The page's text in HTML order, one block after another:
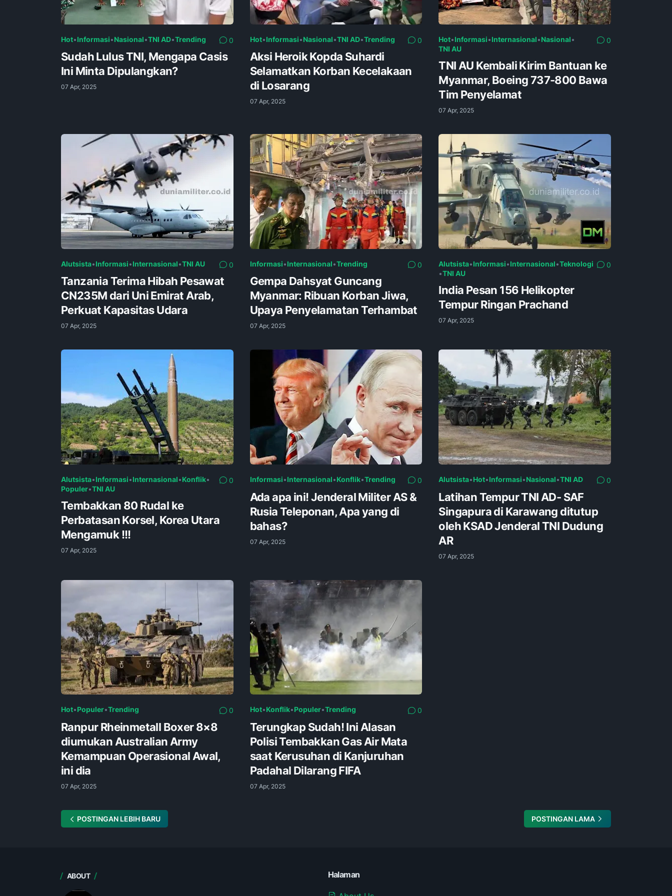
Hot•Informasi•Nasional•TNI AD•Trending 0
Sudah Lulus TNI, Mengapa Casis
Ini Minta Dipulangkan?
07 Apr, 2025
Hot•Informasi•Nasional•TNI AD•Trending 0
Aksi Heroik Kopda Suhardi
Selamatkan Korban Kecelakaan
di Losarang
07 Apr, 2025
Hot•Informasi•Internasional•Nasional•
TNI AU
0
TNI AU Kembali Kirim Bantuan ke
Myanmar, Boeing 737-800 Bawa
Tim Penyelamat
07 Apr, 2025
Alutsista•Informasi•Internasional•TNI AU 0
Tanzania Terima Hibah Pesawat
CN235M dari Uni Emirat Arab,
Perkuat Kapasitas Udara
07 Apr, 2025
Informasi•Internasional•Trending 0
Gempa Dahsyat Guncang
Myanmar: Ribuan Korban Jiwa,
Upaya Penyelamatan Terhambat
07 Apr, 2025
Alutsista•Informasi•Internasional•Teknologi
•TNI AU
0
India Pesan 156 Helikopter
Tempur Ringan Prachand
07 Apr, 2025
Alutsista•Informasi•Internasional•Konflik•
Populer•TNI AU
0
Tembakkan 80 Rudal ke
Perbatasan Korsel, Korea Utara
Mengamuk !!!
07 Apr, 2025
Informasi•Internasional•Konflik•Trending 0
Ada apa ini! Jenderal Militer AS &
Rusia Teleponan, Apa yang di
bahas?
07 Apr, 2025
Alutsista•Hot•Informasi•Nasional•TNI AD 0
Latihan Tempur TNI AD- SAF
Singapura di Karawang ditutup
oleh KSAD Jenderal TNI Dudung
AR
07 Apr, 2025
Hot•Populer•Trending 0
Ranpur Rheinmetall Boxer 8×8
diumukan Australian Army
Kemampuan Operasional Awal,
ini dia
07 Apr, 2025
Hot•Konflik•Populer•Trending 0
Terungkap Sudah! Ini Alasan
Polisi Tembakkan Gas Air Mata
saat Kerusuhan di Kanjuruhan
Padahal Dilarang FIFA
07 Apr, 2025
POSTINGAN LEBIH BARU POSTINGAN LAMA
ABOUT Halaman